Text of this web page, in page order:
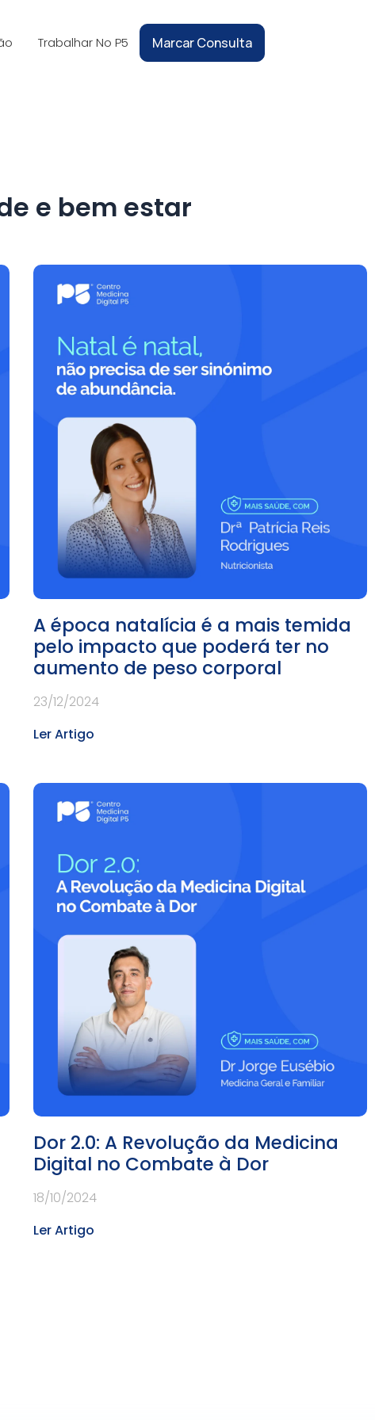
Marcar Consulta
Trabalhar No P5
e bem estar
A época natalícia é a mais temida
pelo impacto que poderá ter no
aumento de peso corporal
23/12/2024
Ler Artigo
Dor 2.0: A Revolução da Medicina
Digital no Combate à Dor
18/10/2024
Ler Artigo